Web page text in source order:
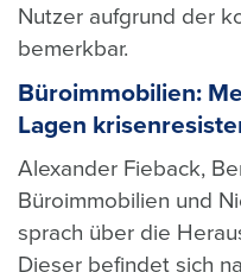
Nutzer aufgrund der
bemerkbar.
Büroimmobilien:
Lagen
Alexander Fieback,
Büroimmobilien und
sprach über die
Dieser befindet sich